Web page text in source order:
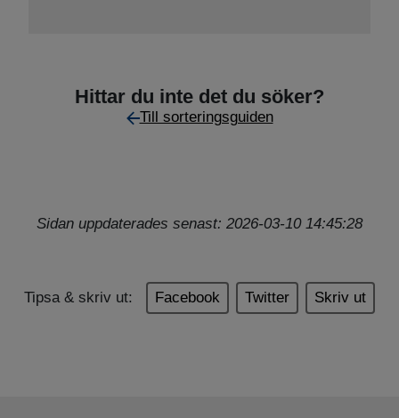
Hittar du inte det du söker?
Till sorteringsguiden
Sidan uppdaterades senast: 2026-03-10 14:45:28
Tipsa & skriv ut: Facebook Twitter Skriv ut